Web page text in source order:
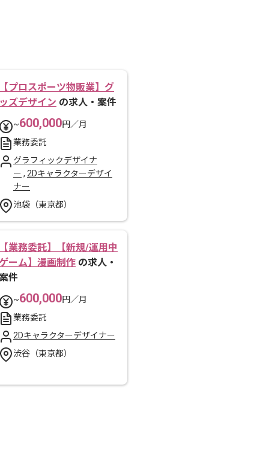
【プロスポーツ物販業】グ
ッズデザイン の求人・案件
~600,000円／月
業務委託
グラフィックデザイナ
ー , 2Dキャラクターデザイ
ナー
池袋（東京都）
【業務委託】【新規/運用中
ゲーム】漫画制作 の求人・
件
~600,000円／月
業務委託
2Dキャラクターデザイナー
渋谷（東京都）